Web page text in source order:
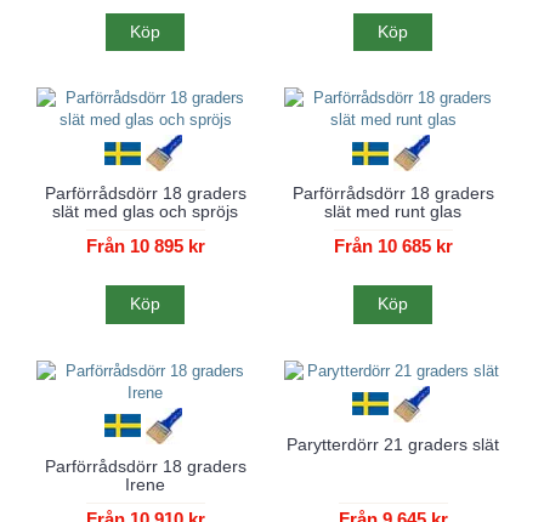
Köp Köp
Parförrådsdörr 18 graders
slät med glas och spröjs
Från 10 895 kr
Köp
Parförrådsdörr 18 graders
slät med runt glas
Från 10 685 kr
Köp
Parförrådsdörr 18 graders
Irene
Parytterdörr 21 graders slät